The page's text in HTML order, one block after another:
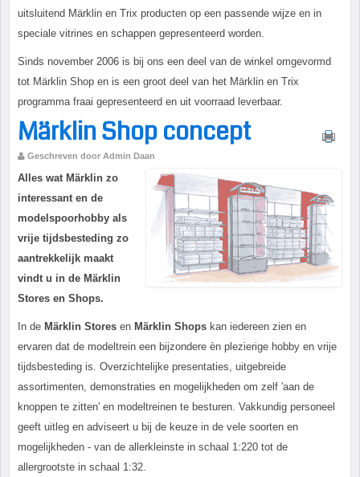
uitsluitend Märklin en Trix producten op een passende wijze en in
speciale vitrines en schappen gepresenteerd worden.
Sinds november 2006 is bij ons een deel van de winkel omgevormd
tot Märklin Shop en is een groot deel van het Märklin en Trix
programma fraai gepresenteerd en uit voorraad leverbaar.
Märklin Shop concept
Geschreven door Admin Daan
Alles wat Märklin zo
interessant en de
modelspoorhobby als
vrije tijdsbesteding zo
aantrekkelijk maakt
vindt u in de Märklin
Stores en Shops.
In de Märklin Stores en Märklin Shops kan iedereen zien en
ervaren dat de modeltrein een bijzondere èn plezierige hobby en vrije
tijdsbesteding is. Overzichtelijke presentaties, uitgebreide
assortimenten, demonstraties en mogelijkheden om zelf 'aan de
knoppen te zitten' en modeltreinen te besturen. Vakkundig personeel
geeft uitleg en adviseert u bij de keuze in de vele soorten en
mogelijkheden - van de allerkleinste in schaal 1:220 tot de
allergrootste in schaal 1:32.